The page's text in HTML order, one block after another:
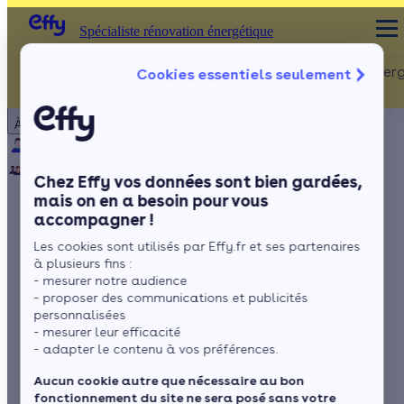
Cookies essentiels seulement
Chez Effy vos données sont bien gardées,
mais on en a besoin pour vous
accompagner !
Les cookies sont utilisés par Effy.fr et ses partenaires
à plusieurs fins :
- mesurer notre audience
- proposer des communications et publicités
personnalisées
- mesurer leur efficacité
- adapter le contenu à vos préférences.
Aucun cookie autre que nécessaire au bon
fonctionnement du site ne sera posé sans votre
À propos
Notre équipe
Rejoignez-nous Presse
Spécialiste rénovation énergétique Rénovation
Murs
Sols
Spécialiste rénovation énergétique
Meilleur kit solaire
en autoconsommation
: comparatif et avis
Marina 6 min de lecture